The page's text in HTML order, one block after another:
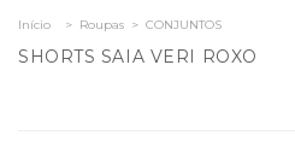
Início > Roupas > CONJUNTOS
SHORTS SAIA VERI ROXO